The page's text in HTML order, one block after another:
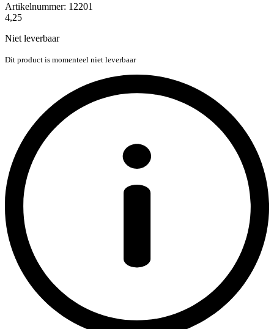
Artikelnummer: 12201
4,25
Niet leverbaar
Dit product is momenteel niet leverbaar